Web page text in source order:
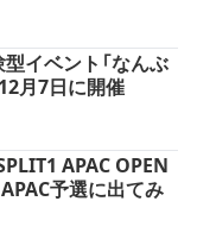
型イベント「なんぶ
月7日に開催
APAC OPEN
APAC予選に出てみ